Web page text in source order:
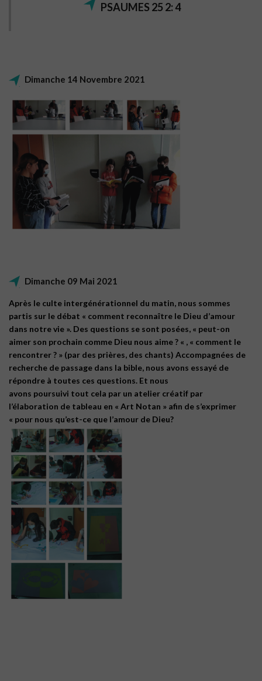
PSAUMES 25 2: 4
Dimanche 14 Novembre 2021
Dimanche 09 Mai 2021
Après le culte intergénérationnel du matin, nous sommes
partis sur le débat « comment reconnaître le Dieu d’amour
dans notre vie ». Des questions se sont posées, « peut-on
aimer son prochain comme Dieu nous aime ? « , « comment le
rencontrer ? » (par des prières, des chants) Accompagnées de
recherche de passage dans la bible, nous avons essayé de
répondre à toutes ces questions. Et nous
avons poursuivi tout cela par un atelier créatif par
l’élaboration de tableau en « Art Notan » afin de s’exprimer
« pour nous qu’est-ce que l’amour de Dieu?